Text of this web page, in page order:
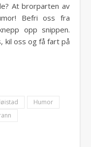
At brorparten av
Befri oss fra
opp snippen.
kil oss og få fart på
Humor